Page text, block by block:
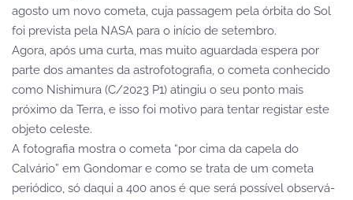
agosto um novo cometa, cuja passagem pela órbita do Sol
foi prevista pela NASA para o início de setembro.
Agora, após uma curta, mas muito aguardada espera por
parte dos amantes da astrofotografia, o cometa conhecido
como Nishimura (C/2023 P1) atingiu o seu ponto mais
próximo da Terra, e isso foi motivo para tentar registar este
objeto celeste.
A fotografia mostra o cometa “por cima da capela do
Calvário” em Gondomar e como se trata de um cometa
periódico, só daqui a 400 anos é que será possível observá-